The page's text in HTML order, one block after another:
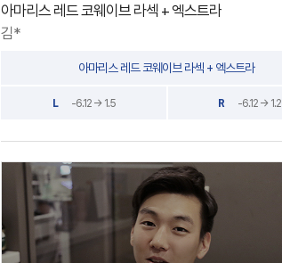
아마리스 레드 코웨이브 라섹 + 엑스트라
김*
아마리스 레드 코웨이브 라섹 + 엑스트라
L -6.12 → 1.5 R -6.12 → 1.2